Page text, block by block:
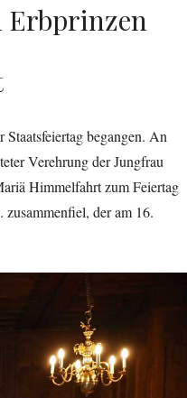
Erbprinzen
begangen. An
Verehrung der Jungfrau
Himmelfahrt zum Feiertag
zusammenfiel, der am 16.